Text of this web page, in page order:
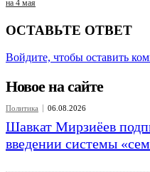
на 4 мая
ОСТАВЬТЕ ОТВЕТ
Войдите, чтобы оставить
Новое на сайте
Политика 06.08.2026
Шавкат Мирзиёев
введении системы